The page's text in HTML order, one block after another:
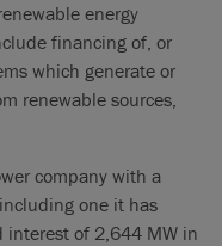
energy
financing of, or
which generate or
renewable sources,
company with a
one it has
interest of 2,644 MW in